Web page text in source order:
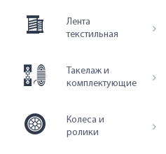
Лента
текстильная
Такелаж и
комплектующие
Колеса и
ролики